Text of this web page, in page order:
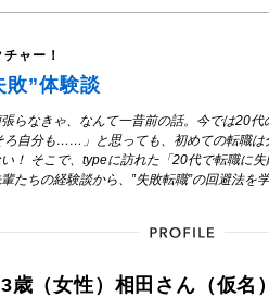
ャー！
敗”体験談
らなきゃ、なんて一昔前の話。今では20
ろ自分も……」と思っても、初めての転職
！ そこで、typeに訪れた「20代で転職に
たちの経験談から、‟失敗転職”の回避法を
歳（女性）相田さん（仮名